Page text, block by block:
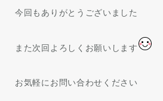
今回もありがとうございました
また次回 よろしくお願いします
お気軽にお問い合わせください